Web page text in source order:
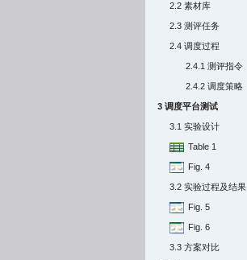
2.2 素材库
2.3 测评任务
2.4 调度过程
2.4.1 测评指令
2.4.2 调度策略
3 调度平台测试
3.1 实验设计
Table 1
Fig. 4
3.2 实验过程及结果
Fig. 5
Fig. 6
3.3 方案对比